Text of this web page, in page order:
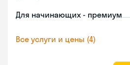
Для начинающих - премиум
Все услуги и цены (4)